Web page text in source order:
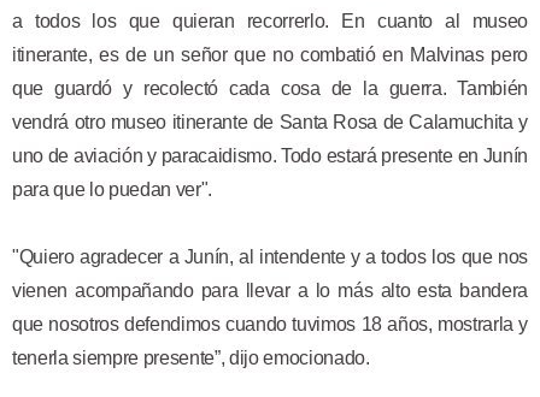
a todos los que quieran recorrerlo. En cuanto al museo
itinerante, es de un señor que no combatió en Malvinas pero
que guardó y recolectó cada cosa de la guerra. También
vendrá otro museo itinerante de Santa Rosa de Calamuchita y
uno de aviación y paracaidismo. Todo estará presente en Junín
para que lo puedan ver".
"Quiero agradecer a Junín, al intendente y a todos los que nos
vienen acompañando para llevar a lo más altoesta bandera
que nosotros defendimos cuando tuvimos 18 años, mostrarla y
tenerla siempre presente”, dijo emocionado.